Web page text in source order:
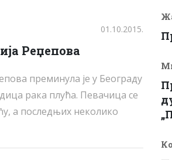
01.10.2015.
Реџепова
преминула је у Београду
рака плућа. Певачица се
а последњих неколико